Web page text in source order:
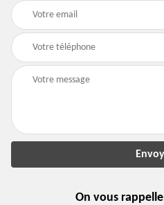
On vous